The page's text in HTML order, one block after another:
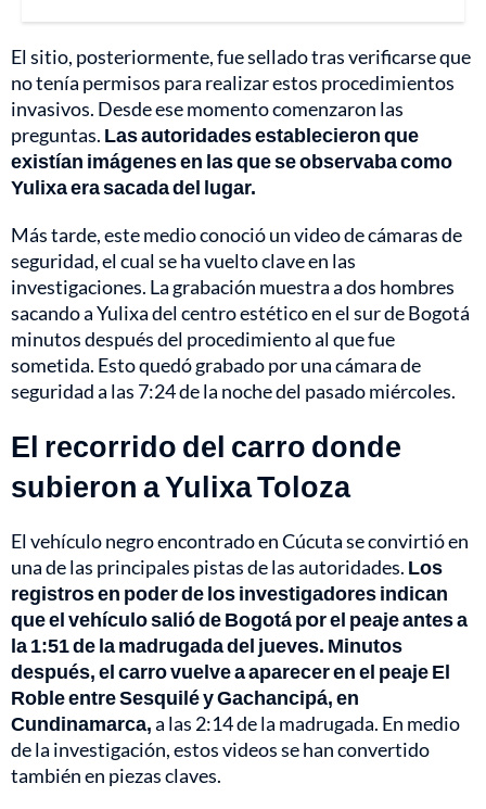
El sitio, posteriormente, fue sellado tras verificarse que
no tenía permisos para realizar estos procedimientos
invasivos. Desde ese momento comenzaron las
preguntas. Las autoridades establecieron que
existían imágenes en las que se observaba como
Yulixa era sacada del lugar.
Más tarde, este medio conoció un video de cámaras de
seguridad, el cual se ha vuelto clave en las
investigaciones. La grabación muestra a dos hombres
sacando a Yulixa del centro estético en el sur de Bogotá
minutos después del procedimiento al que fue
sometida. Esto quedó grabado por una cámara de
seguridad a las 7:24 de la noche del pasado miércoles.
El recorrido del carro donde
subieron a Yulixa Toloza
El vehículo negro encontrado en Cúcuta se convirtió en
una de las principales pistas de las autoridades. Los
registros en poder de los investigadores indican
que el vehículo salió de Bogotá por el peaje antes a
la 1:51 de la madrugada del jueves. Minutos
después, el carro vuelve a aparecer en el peaje El
Roble entre Sesquilé y Gachancipá, en
Cundinamarca,a las 2:14 de la madrugada. En medio
de la investigación, estos videos se han convertido
también en piezas claves.